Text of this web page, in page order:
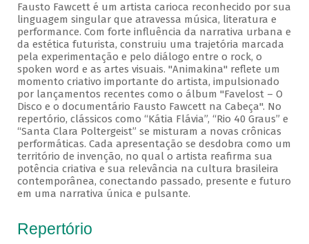
Fausto Fawcett é um artista carioca reconhecido por sua
linguagem singular que atravessa música, literatura e
performance. Com forte influência da narrativa urbana e
da estética futurista, construiu uma trajetória marcada
pela experimentação e pelo diálogo entre o rock, o
spoken word e as artes visuais. "Animakina" reflete um
momento criativo importante do artista, impulsionado
por lançamentos recentes como o álbum "Favelost – O
Disco e o documentário Fausto Fawcett na Cabeça". No
repertório, clássicos como “Kátia Flávia”, “Rio 40 Graus” e
“Santa Clara Poltergeist” se misturam a novas crônicas
performáticas. Cada apresentação se desdobra como um
território de invenção, no qual o artista reafirma sua
potência criativa e sua relevância na cultura brasileira
contemporânea, conectando passado, presente e futuro
em uma narrativa única e pulsante.
Repertório